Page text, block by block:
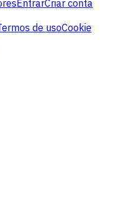
EntrarCriar conta
de usoCookie